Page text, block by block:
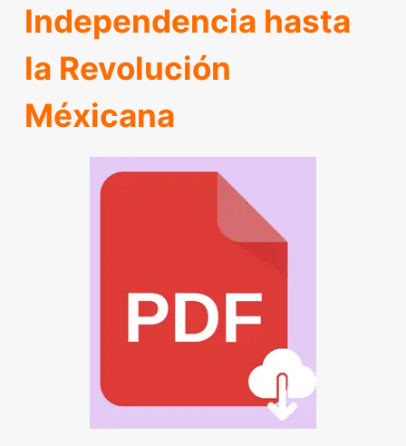
Independencia hasta
la Revolución
Méxicana